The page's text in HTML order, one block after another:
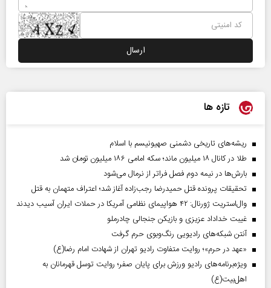
تازه ها
ریشه‌های تاریخی دشمنی صهیونیسم با اسلام
طلا در کانال ۱۸ میلیون ماند؛ سکه امامی ۱۸۶ میلیون تومان شد
بارش‌ها در نیمه دوم فصل فراتر از نرمال می‌شود
تحقیقات پرونده قتل حمیدرضا رجب‌زاده آغاز شد؛ اعتراف متهمان به قتل
وال‌استریت ژورنال: ۴۲ هواپیمای نظامی آمریکا در حملات ایران آسیب دیدند
غیبت خداداد عزیزی و بازیکن جنجالی چادرملو
آنتن شبکه‌های رادیویی رنگ‌وبوی حرم گرفت
«عهد در حرم»؛ روایت متفاوت رادیو تهران از شهادت امام رضا(ع)
ویژه‌برنامه‌های رادیو ورزش برای پایان صفر؛ روایت توسل قهرمانان به
اهل‌بیت(ع)